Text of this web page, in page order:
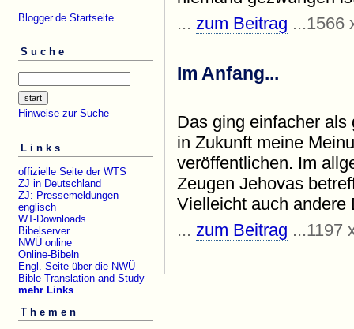
Blogger.de Startseite
Suche
Hinweise zur Suche
Links
offizielle Seite der WTS
ZJ in Deutschland
ZJ: Pressemeldungen
englisch
WT-Downloads
Bibelserver
NWÜ online
Online-Bibeln
Engl. Seite über die NWÜ
Bible Translation and Study
mehr Links
Themen
... zum Beitrag ...1566
Im Anfang...
Das ging einfacher
in Zukunft meine
veröffentlichen. Im
Zeugen Jehovas
Vielleicht auch andere
... zum Beitrag ...1197